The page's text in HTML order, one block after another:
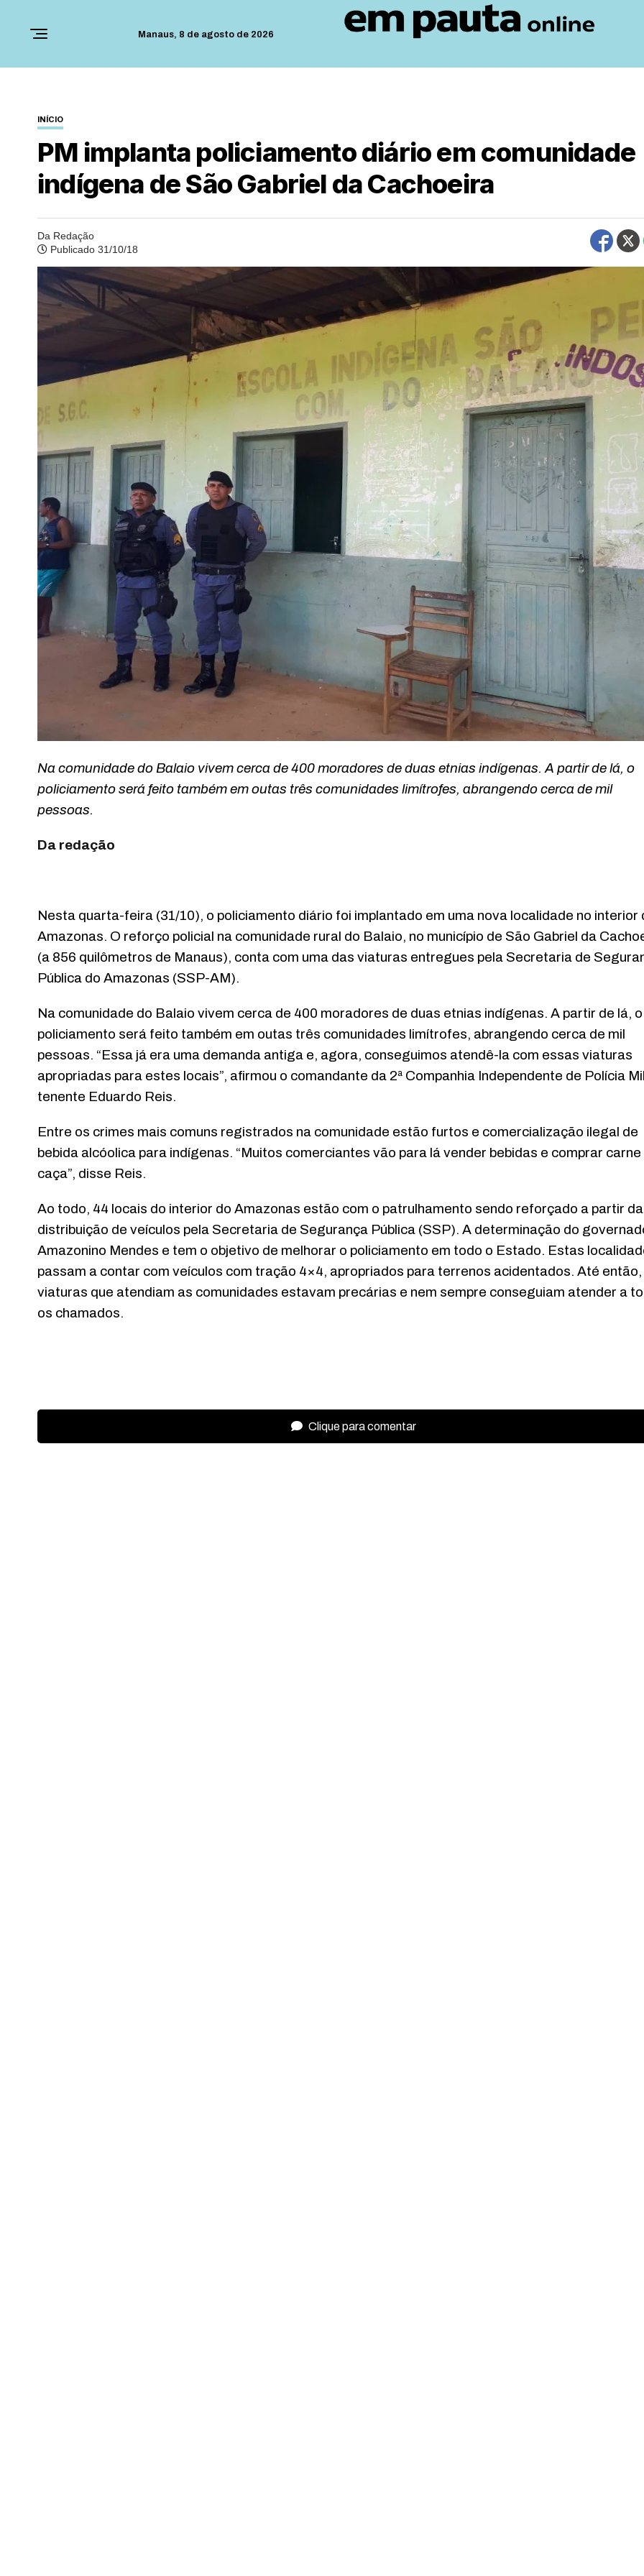
Manaus, 8 de agosto de 2026
INÍCIO
PM implanta policiamento diário em comunidade
indígena de São Gabriel da Cachoeira
Da Redação
Publicado 31/10/18
Na comunidade do Balaio vivem cerca de 400 moradores de duas etnias indígenas. A partir de lá, o
policiamento será feito também em outas três comunidades limítrofes, abrangendo cerca de mil
pessoas.
Da redação
Nesta quarta-feira (31/10), o policiamento diário foi implantado em uma nova localidade no interior
Amazonas. O reforço policial na comunidade rural do Balaio, no município de São Gabriel da
(a 856 quilômetros de Manaus), conta com uma das viaturas entregues pela Secretaria de
Pública do Amazonas (SSP-AM).
Na comunidade do Balaio vivem cerca de 400 moradores de duas etnias indígenas. A partir de lá, o
policiamento será feito também em outas três comunidades limítrofes, abrangendo cerca de mil
pessoas. “Essa já era uma demanda antiga e, agora, conseguimos atendê-la com essas viaturas
apropriadas para estes locais”, afirmou o comandante da 2ª Companhia Independente de Polícia
tenente Eduardo Reis.
Entre os crimes mais comuns registrados na comunidade estão furtos e comercialização ilegal de
bebida alcóolica para indígenas. “Muitos comerciantes vão para lá vender bebidas e comprar carne
caça”, disse Reis.
Ao todo, 44 locais do interior do Amazonas estão com o patrulhamento sendo reforçado a partir da
distribuição de veículos pela Secretaria de Segurança Pública (SSP). A determinação do
Amazonino Mendes e tem o objetivo de melhorar o policiamento em todo o Estado. Estas
passam a contar com veículos com tração 4×4, apropriados para terrenos acidentados. Até
viaturas que atendiam as comunidades estavam precárias e nem sempre conseguiam atender a
os chamados.
Clique para comentar